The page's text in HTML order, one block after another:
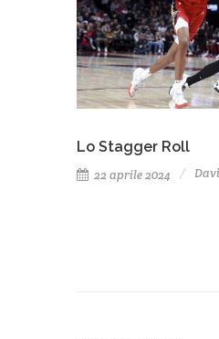
Lo Stagger Roll
22 aprile 2024